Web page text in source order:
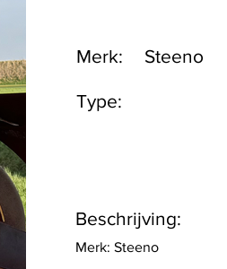
Type:
Steeno
Merk:
Beschrijving:
Merk: Steeno